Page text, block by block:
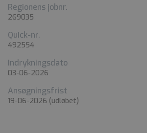
Regionens jobnr.
269035
Quick-nr.
492554
Indrykningsdato
03-06-2026
Ansøgningsfrist
19-06-2026 (udløbet)